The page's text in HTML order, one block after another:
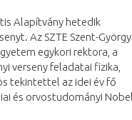
Alapítvány hetedik
Az SZTE Szent-Györgyi
egykori rektora, a
verseny feladatai fizika,
tekintettel az idei év fő
és orvostudományi